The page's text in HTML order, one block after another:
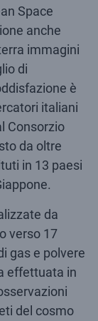
Space
anche
immagini
di
è
italiani
Consorzio
da oltre
in 13 paesi
da
verso 17
gas e polvere
effettuata in
del cosmo